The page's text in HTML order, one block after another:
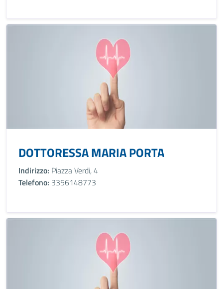
DOTTORESSA MARIA PORTA
Indirizzo: Piazza Verdi, 4
Telefono: 3356148773